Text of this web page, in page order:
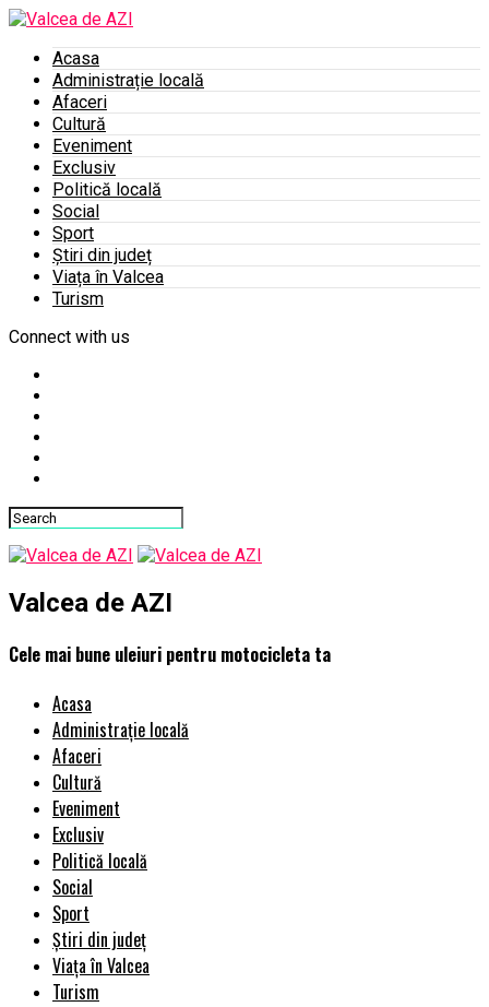
Acasa
Administrație locală
Afaceri
Cultură
Eveniment
Exclusiv
Politică locală
Social
Sport
Știri din județ
Viața în Valcea
Turism
Connect with us
Valcea de AZI
Cele mai bune uleiuri pentru motocicleta ta
Acasa
Administrație locală
Afaceri
Cultură
Eveniment
Exclusiv
Politică locală
Social
Sport
Știri din județ
Viața în Valcea
Turism